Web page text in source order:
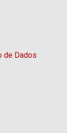
de Dados